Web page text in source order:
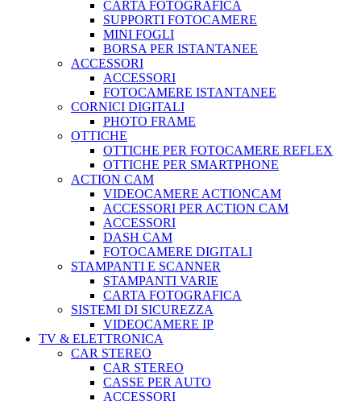
CARTA FOTOGRAFICA
SUPPORTI FOTOCAMERE
MINI FOGLI
BORSA PER ISTANTANEE
ACCESSORI
ACCESSORI
FOTOCAMERE ISTANTANEE
CORNICI DIGITALI
PHOTO FRAME
OTTICHE
OTTICHE PER FOTOCAMERE REFLEX
OTTICHE PER SMARTPHONE
ACTION CAM
VIDEOCAMERE ACTIONCAM
ACCESSORI PER ACTION CAM
ACCESSORI
DASH CAM
FOTOCAMERE DIGITALI
STAMPANTI E SCANNER
STAMPANTI VARIE
CARTA FOTOGRAFICA
SISTEMI DI SICUREZZA
VIDEOCAMERE IP
TV & ELETTRONICA
CAR STEREO
CAR STEREO
CASSE PER AUTO
ACCESSORI